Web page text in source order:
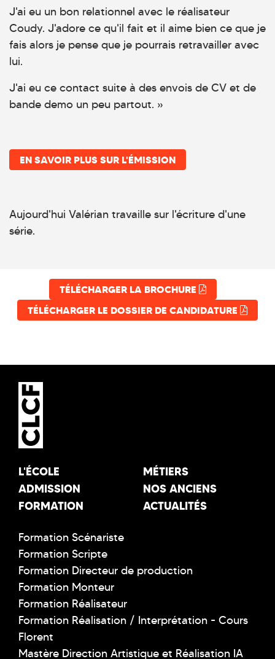
J'ai eu un bon relationnel avec le réalisateur
Coudy. J'adore ce qu'il fait et il aime bien ce que je
fais alors je pense que je pourrais retravailler avec
lui.
J'ai eu ce contact suite à des envois de CV et de
bande demo un peu partout. »
EN SAVOIR PLUS SUR L'ÉMISSION
Aujourd'hui Valérian travaille sur l'écriture d'une
série.
TÉLÉCHARGER LA BROCHURE
TÉLÉCHARGER LE DOSSIER DE CANDIDATURE
L'ÉCOLE
ADMISSION
FORMATION
MÉTIERS
NOS ANCIENS
ACTUALITÉS
Formation Scénariste
Formation Scripte
Formation Directeur de production
Formation Monteur
Formation Réalisateur
Formation Réalisation / Interprétation - Cours
Florent
Mastère Direction Artistique et Réalisation IA